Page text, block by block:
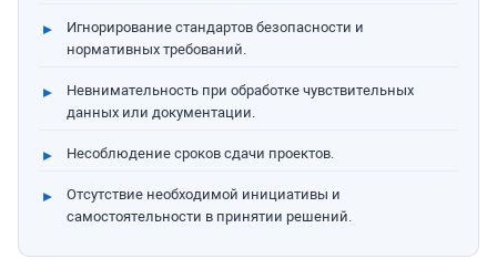
Игнорирование стандартов безопасности и
нормативных требований.
Невнимательность при обработке чувствительных
данных или документации.
Несоблюдение сроков сдачи проектов.
Отсутствие необходимой инициативы и
самостоятельности в принятии решений.